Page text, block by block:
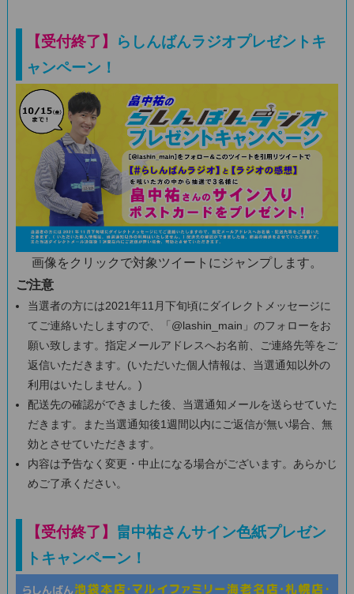
【受付終了】
らしんばんラジオプレゼントキ
ャンペーン！
画像をクリックで対象ツイートにジャンプします。
ご注意
当選者の方には2021年11月下旬頃にダイレクトメッセージに
てご連絡いたしますので、「@lashin_main」のフォローをお
願い致します。指定メールアドレスへお名前、ご連絡先等をご
返信いただきます。(いただいた個人情報は、当選通知以外の
利用はいたしません。)
配送先の確認ができました後、当選通知メールを送らせていた
だきます。また当選通知後1週間以内にご返信が無い場合、無
効とさせていただきます。
内容は予告なく変更・中止になる場合がございます。あらかじ
めご了承ください。
【受付終了】 畠中祐さんサイン色紙プレゼン
トキャンペーン！